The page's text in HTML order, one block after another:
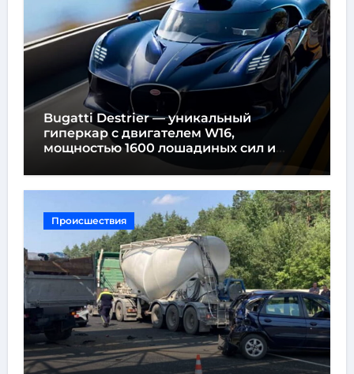
Bugatti Destrier — уникальный
гиперкар с двигателем W16,
мощностью 1600 лошадиных сил и
высотой всего один метр
Происшествия